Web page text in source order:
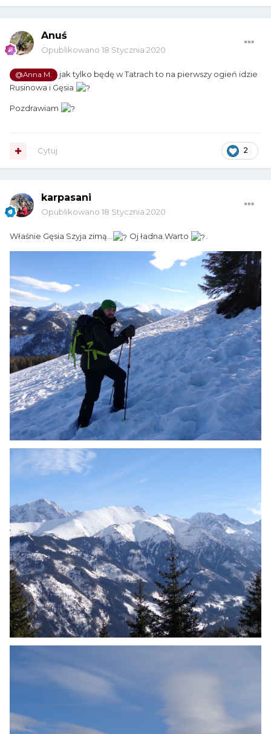
Anuś
Opublikowano 18 Stycznia 2020
@Anna M.
jak tylko będę w Tatrach to na pierwszy ogień idzie
Rusinowa i Gęsia
Pozdrawiam
2
Cytuj
karpasani
Opublikowano 18 Stycznia 2020
Właśnie Gęsia Szyja zimą... Oj ładna.Warto .